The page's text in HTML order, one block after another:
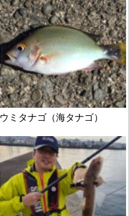
ウミタナゴ（海タナゴ）